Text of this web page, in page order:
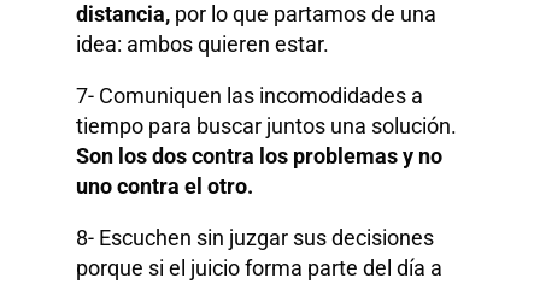
distancia, por lo que partamos de una
idea: ambos quieren estar.
7- Comuniquen las incomodidades a
tiempo para buscar juntos una solución.
Son los dos contra los problemas y no
uno contra el otro.
8- Escuchen sin juzgar sus decisiones
porque si el juicio forma parte del día a